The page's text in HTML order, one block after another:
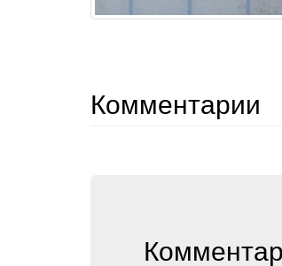
Комментарии